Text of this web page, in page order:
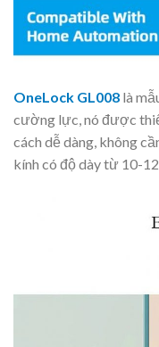
OneLock GL008 là
cường lực, nó được
cách dễ dàng, không
kính có độ dày từ 10-